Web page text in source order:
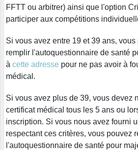
FFTT ou arbitrer) ainsi que l'option
participer aux compétitions
Si vous avez entre 19 et 39 ans,
remplir l'autoquestionnaire de santé
à cette adresse pour ne pas avoir à
médical.
Si vous avez plus de 39, vous devez
certificat médical tous les 5 ans ou
inscription. Si vous nous avez fourni
respectant ces critères, vous pouvez
l'autoquestionnaire de santé pour